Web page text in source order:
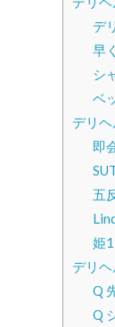
デ
早
シ
ベ
デリ
即
五
姫1
デリ
Q
Q